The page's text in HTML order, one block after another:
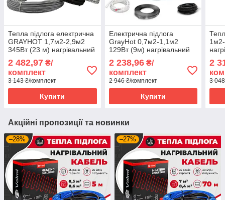
Тепла підлога електрична
GRAYHOT 1,7м2-2,9м2
345Вт (23 м) нагрівальний
терморегулятором RTC
70
2 482,97 ₴/
комплект
3 143 ₴/комплект
Купити
Електрична підлога
GrayHot 0,7м2-1,1м2
129Вт (9м) нагрівальний
терморегулятором E51
2 238,96₴/
комплект
2 946 ₴/комплект
Купити
2
3
Акційні пропозиції та новинки
–28% –27%